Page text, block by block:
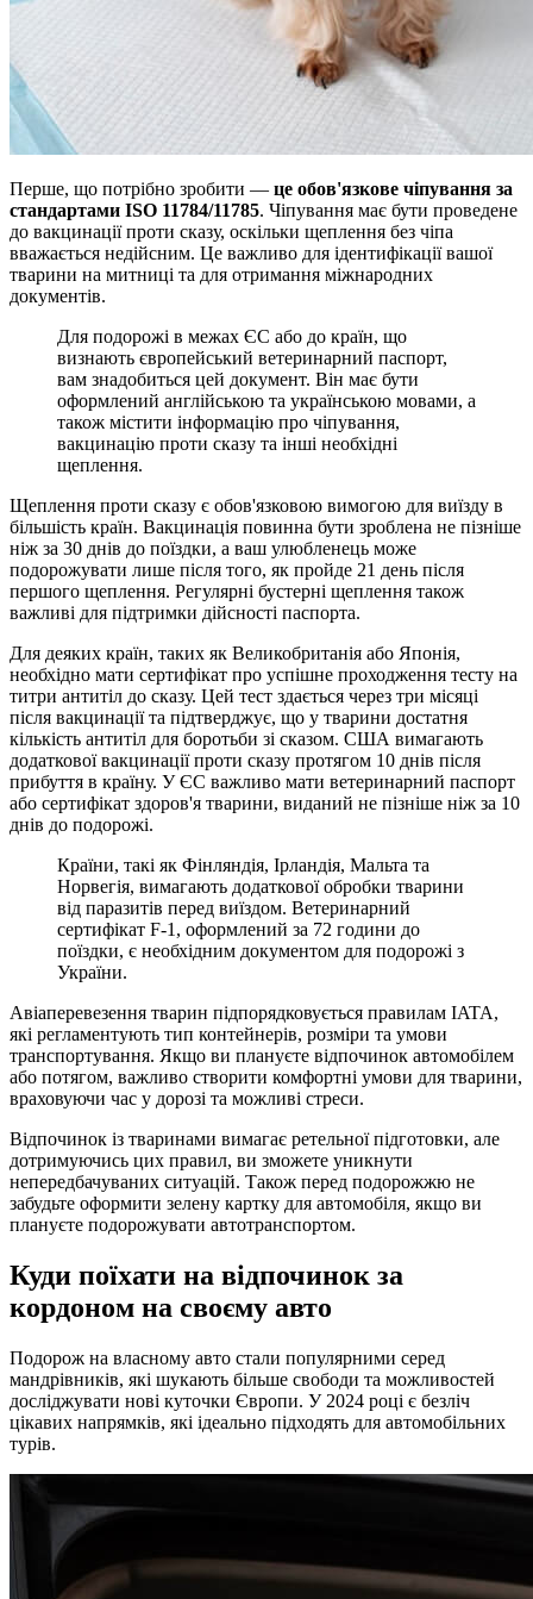
Перше, що потрібно зробити — це обов'язкове чіпування за
стандартами ISO 11784/11785. Чіпування має бути проведене
до вакцинації проти сказу, оскільки щеплення без чіпа
вважається недійсним. Це важливо для ідентифікації вашої
тварини на митниці та для отримання міжнародних
документів.
Для подорожі в межах ЄС або до країн, що
визнають європейський ветеринарний паспорт,
вам знадобиться цей документ. Він має бути
оформлений англійською та українською мовами, а
також містити інформацію про чіпування,
вакцинацію проти сказу та інші необхідні
щеплення.
Щеплення проти сказу є обов'язковою вимогою для виїзду в
більшість країн. Вакцинація повинна бути зроблена не пізніше
ніж за 30 днів до поїздки, а ваш улюбленець може
подорожувати лише після того, як пройде 21 день після
першого щеплення. Регулярні бустерні щеплення також
важливі для підтримки дійсності паспорта.
Для деяких країн, таких як Великобританія або Японія,
необхідно мати сертифікат про успішне проходження тесту на
титри антитіл до сказу. Цей тест здається через три місяці
після вакцинації та підтверджує, що у тварини достатня
кількість антитіл для боротьби зі сказом. США вимагають
додаткової вакцинації проти сказу протягом 10 днів після
прибуття в країну. У ЄС важливо мати ветеринарний паспорт
або сертифікат здоров'я тварини, виданий не пізніше ніж за 10
днів до подорожі.
Країни, такі як Фінляндія, Ірландія, Мальта та
Норвегія, вимагають додаткової обробки тварини
від паразитів перед виїздом. Ветеринарний
сертифікат F-1, оформлений за 72 години до
поїздки, є необхідним документом для подорожі з
України.
Авіаперевезення тварин підпорядковується правилам IATA,
які регламентують тип контейнерів, розміри та умови
транспортування. Якщо ви плануєте відпочинок автомобілем
або потягом, важливо створити комфортні умови для тварини,
враховуючи час у дорозі та можливі стреси.
Відпочинок із тваринами вимагає ретельної підготовки, але
дотримуючись цих правил, ви зможете уникнути
непередбачуваних ситуацій. Також перед подорожжю не
забудьте оформити зелену картку для автомобіля, якщо ви
плануєте подорожувати автотранспортом.
Куди поїхати на відпочинок за
кордоном на своєму авто
Подорож на власному авто стали популярними серед
мандрівників, які шукають більше свободи та можливостей
досліджувати нові куточки Європи. У 2024 році є безліч
цікавих напрямків, які ідеально підходять для автомобільних
турів.